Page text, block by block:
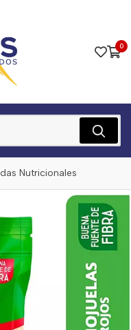
0
Nutricionales